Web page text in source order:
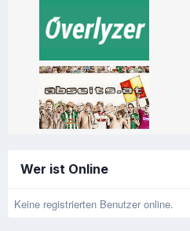
Wer ist Online
Keine registrierten Benutzer online.